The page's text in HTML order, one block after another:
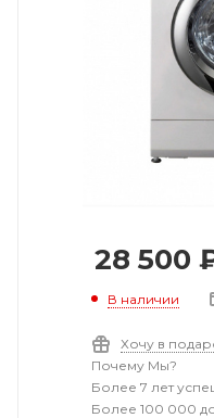
28 500
В наличии
Хочу в
Почему Мы?
Более 7 лет
Более 100 000